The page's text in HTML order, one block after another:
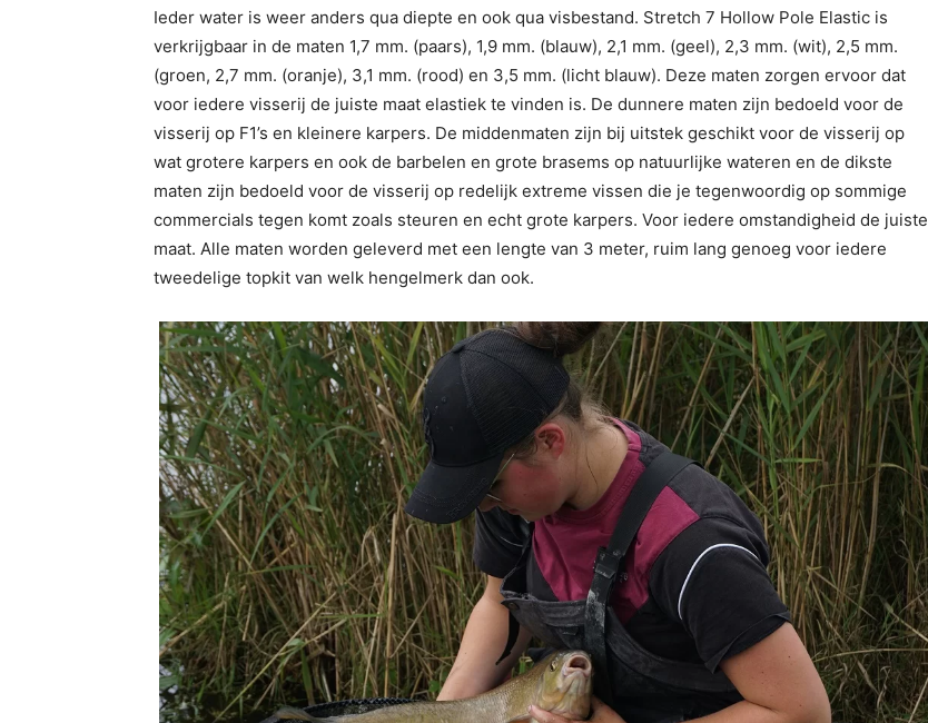
Ieder water is weer anders qua diepte en ook qua visbestand. Stretch 7 Hollow Pole Elastic is
verkrijgbaar in de maten 1,7 mm. (paars), 1,9 mm. (blauw), 2,1 mm. (geel), 2,3 mm. (wit), 2,5 mm.
(groen, 2,7 mm. (oranje), 3,1 mm. (rood) en 3,5 mm. (licht blauw). Deze maten zorgen ervoor dat
voor iedere visserij de juiste maat elastiek te vinden is. De dunnere maten zijn bedoeld voor de
visserij op F1’s en kleinere karpers. De middenmaten zijn bij uitstek geschikt voor de visserij op
wat grotere karpers en ook de barbelen en grote brasems op natuurlijke wateren en de dikste
maten zijn bedoeld voor de visserij op redelijk extreme vissen die je tegenwoordig op sommige
commercials tegen komt zoals steuren en echt grote karpers. Voor iedere omstandigheid de juiste
maat. Alle maten worden geleverd met een lengte van 3 meter, ruim lang genoeg voor iedere
tweedelige topkit van welk hengelmerk dan ook.